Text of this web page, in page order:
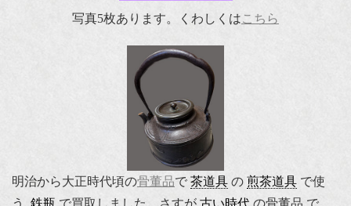
写真5枚あります。くわしくはこちら
明治から大正時代頃の骨董品で 茶道具 の 煎茶道具 で使
う 鉄瓶 で買取しました。さすが 古い時代 の骨董品 で、